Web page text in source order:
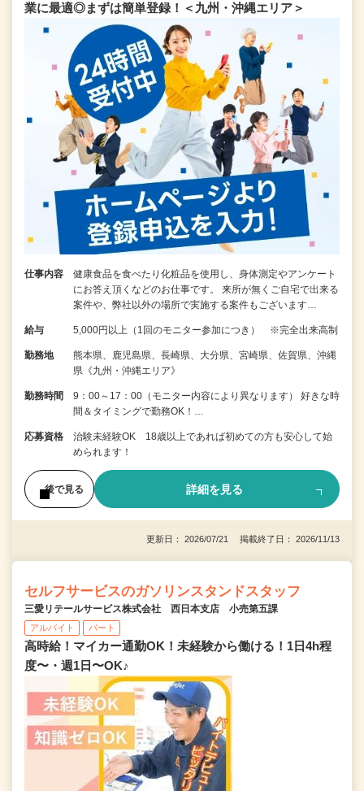
業に最適◎まずは簡単登録！＜九州・沖縄エリア＞
仕事内容
健康食品を食べたり化粧品を使用し、身体測定やアンケート
にお答え頂くなどのお仕事です。 来所が無くご自宅で出来る
案件や、弊社以外の場所で実施する案件もございます…
給与 5,000円以上（1回のモニター参加につき） ※完全出来高制
勤務地
熊本県、鹿児島県、長崎県、大分県、宮崎県、佐賀県、沖縄
県《九州・沖縄エリア》
勤務時間
9：00～17：00（モニター内容により異なります） 好きな時
間＆タイミングで勤務OK！…
応募資格
治験未経験OK 18歳以上であれば初めての方も安心して始
められます！
後で見る 詳細を見る
更新日： 2026/07/21 掲載終了日： 2026/11/13
セルフサービスのガソリンスタンドスタッフ
三愛リテールサービス株式会社 西日本支店 小売第五課
アルバイト パート
高時給！マイカー通勤OK！未経験から働ける！1日4h程
度〜・週1日〜OK♪